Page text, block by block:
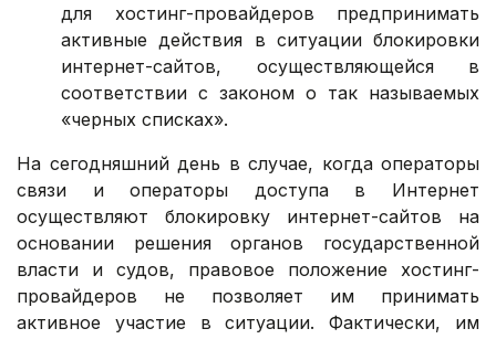
для хостинг-провайдеров предпринимать
активные действия в ситуации блокировки
интернет-сайтов, осуществляющейся в
соответствии с законом о так называемых
«черных списках».
На сегодняшний день в случае, когда операторы
связи и операторы доступа в Интернет
осуществляют блокировку интернет-сайтов на
основании решения органов государственной
власти и судов, правовое положение хостинг-
провайдеров не позволяет им принимать
активное участие в ситуации. Фактически, им